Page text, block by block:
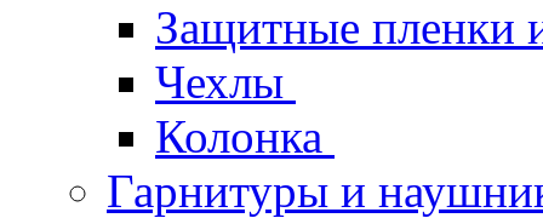
Защитные пленки
Чехлы
Колонка
Гарнитуры и